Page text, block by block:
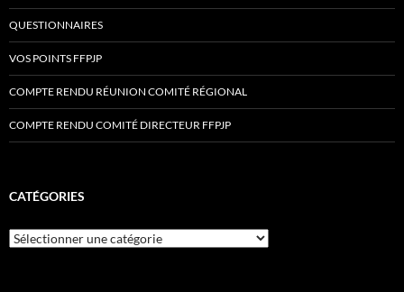
QUESTIONNAIRES
VOS POINTS FFPJP
COMPTE RENDU RÉUNION COMITÉ RÉGIONAL
COMPTE RENDU COMITÉ DIRECTEUR FFPJP
CATÉGORIES
Catégories